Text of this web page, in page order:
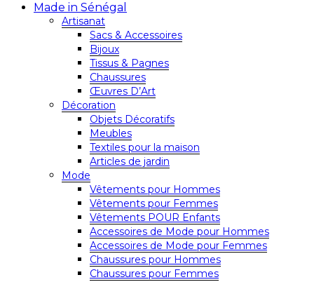
Made in Sénégal
Artisanat
Sacs & Accessoires
Bijoux
Tissus & Pagnes
Chaussures
Œuvres D’Art
Décoration
Objets Décoratifs
Meubles
Textiles pour la maison
Articles de jardin
Mode
Vêtements pour Hommes
Vêtements pour Femmes
Vêtements POUR Enfants
Accessoires de Mode pour Hommes
Accessoires de Mode pour Femmes
Chaussures pour Hommes
Chaussures pour Femmes